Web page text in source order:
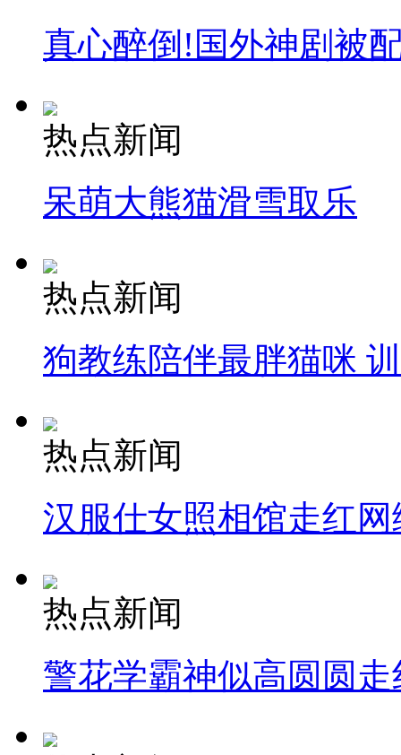
真心醉倒!国外神剧被
热点新闻
呆萌大熊猫滑雪取乐
热点新闻
狗教练陪伴最胖猫咪
热点新闻
汉服仕女照相馆走红网
热点新闻
警花学霸神似高圆圆走